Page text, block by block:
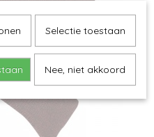
Selectie toestaan
Nee, niet akkoord